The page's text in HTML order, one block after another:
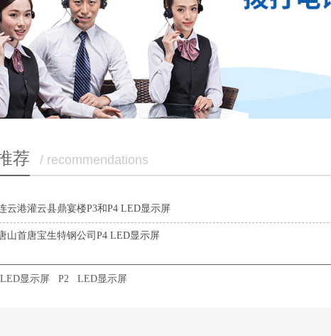
荐 / recommendations
云港灌云县鼎宴楼P3和P4 LED显示屏
山首唐宝生特钢公司P4 LED显示屏
显示屏 P2 LED显示屏